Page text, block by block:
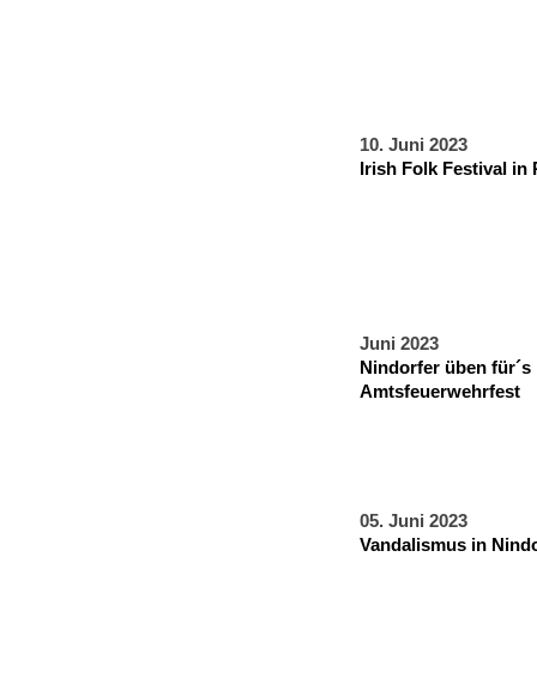
10. Juni 2023
Irish Folk Festival in
Juni 2023
Nindorfer üben für´s
Amtsfeuerwehrfest
05. Juni 2023
Vandalismus in